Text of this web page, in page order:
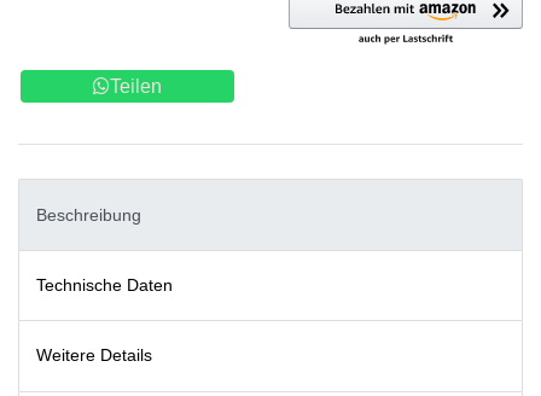
Teilen
Beschreibung
Technische Daten
Weitere Details